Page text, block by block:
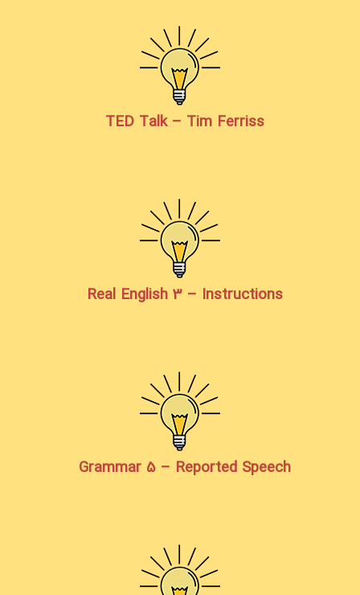
TED Talk – Tim Ferriss